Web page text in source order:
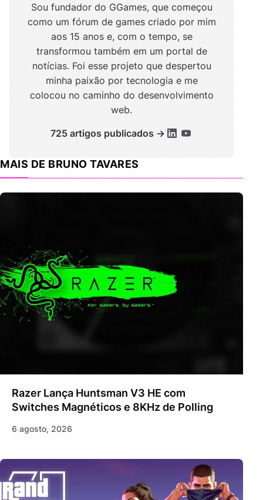
Sou fundador do GGames, que começou
como um fórum de games criado por mim
aos 15 anos e, com o tempo, se
transformou também em um portal de
notícias. Foi esse projeto que despertou
minha paixão por tecnologia e me
colocou no caminho do desenvolvimento
web.
725 artigos publicados →
MAIS DE BRUNO TAVARES
Razer Lança Huntsman V3 HE com
Switches Magnéticos e 8KHz de Polling
6 agosto, 2026